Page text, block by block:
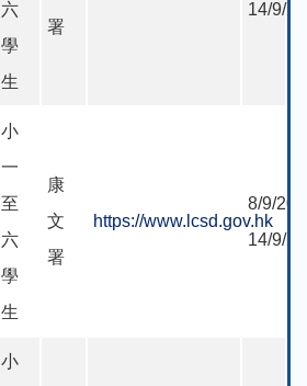
六
學
生
署
14/9/
小
一
至
六
學
生
康
文
署
https://www.lcsd.gov.hk
8/9/
14/9/
小